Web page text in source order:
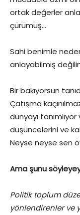
ortak değerler
çürümüş…
Sahi benimle
anlayabilmiş
Bir bakıyorsun
Çatışma
dünyayı
düşüncelerini ve
Neyse neyse sen
Ama şunu
Politik toplum
yönlendirenler ve